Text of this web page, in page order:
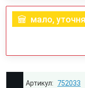
мало,
752033